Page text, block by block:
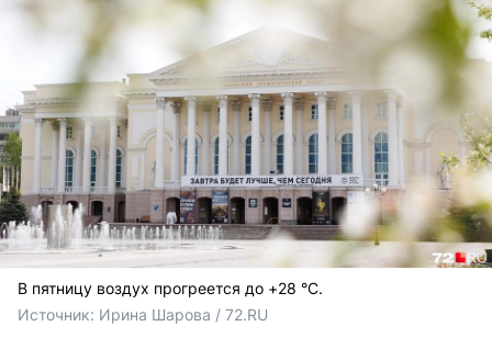
В пятницу воздух прогреется до +28 °C.
Источник: Ирина Шарова / 72.RU